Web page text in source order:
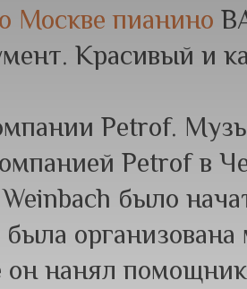
Москве пианино
Красивый и
Petrof.
Petrof в
было
организована
нанял